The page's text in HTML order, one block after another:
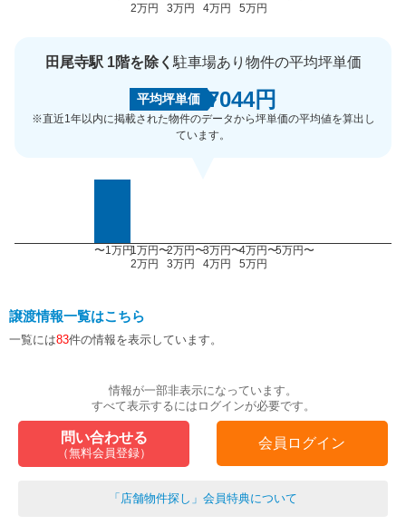
2万円
3万円
4万円
5万円
田尾寺駅 1階を除く 駐車場あり物件の平均坪単価
平均坪単価 7044円
※直近1年以内に掲載された物件のデータから坪単価の平均値を算出し
ています。
〜1万円1万円〜
2万円
2万円〜
3万円
3万円〜
4万円
4万円〜
5万円
5万円〜
譲渡情報一覧はこちら
一覧には83件の情報を表示しています。
情報が一部非表示になっています。
すべて表示するにはログインが必要です。
問い合わせる
（無料会員登録）
会員ログイン
「店舗物件探し」会員特典について